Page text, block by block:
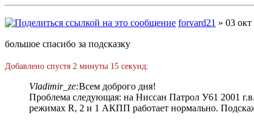
forvard21 » 03
большое спасибо за подсказку
Добавлено спустя 2 минуты 15 секунд:
Vladimir_ze:Всем доброго дня!
Проблема следующая: на Ниссан Патрол У61 2001
режимах R, 2 и 1 АКПП работает нормально.